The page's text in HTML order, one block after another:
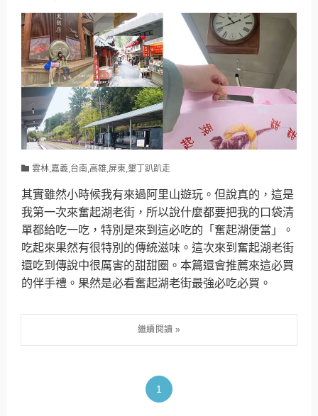
雲林,嘉義,台南,高雄,屏東,墾丁趴趴走
其實雖然小時候我有來過阿里山遊玩。但說真的，這是
我第一次來奮起湖老街，所以說什麼都要把我的口袋清
單都給吃一吃，特別是來到這必吃的「奮起湖便當」。
吃起來果然有很特別的傳統滋味。這次來到奮起湖老街
還吃到傳說中很厲害的甜甜圈。本篇還會推薦來這必買
的伴手禮。果然是必看奮起湖老街最強必吃必買。
1